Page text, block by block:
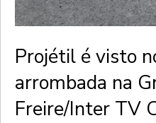
Projétil é visto
arrombada na
Freire/Inter TV